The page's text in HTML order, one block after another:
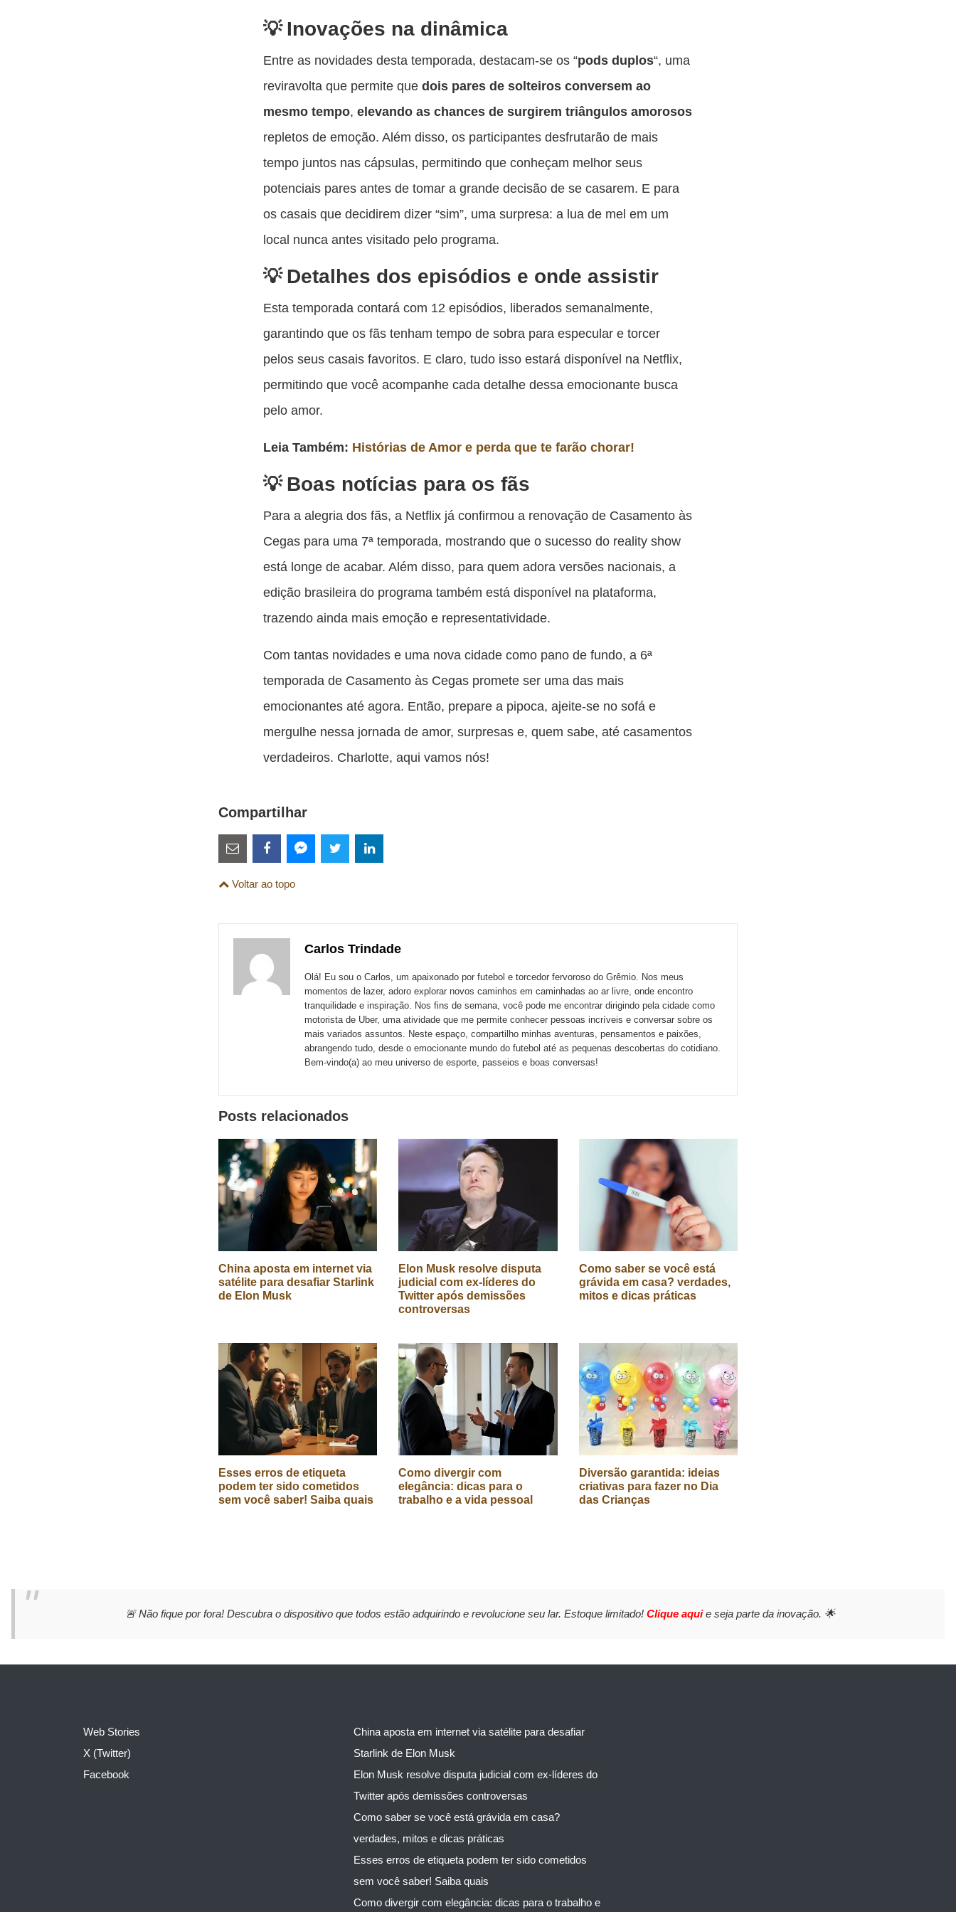
Inovações na dinâmica
Entre as novidades desta temporada, destacam-se os “pods duplos“, uma
reviravolta que permite quedois pares de solteiros conversem ao
mesmo tempo,elevando as chances de surgirem triângulos amorosos
repletos de emoção. Além disso, os participantes desfrutarão de mais
tempo juntos nas cápsulas, permitindo que conheçam melhor seus
potenciais pares antes de tomar a grande decisão de se casarem. E para
os casais que decidirem dizer “sim”, uma surpresa: a lua de mel em um
local nunca antes visitado pelo programa.
Detalhes dos episódios e onde assistir
Esta temporada contará com 12 episódios, liberados semanalmente,
garantindo que os fãs tenham tempo de sobra para especular e torcer
pelos seus casais favoritos. E claro, tudo isso estará disponível na Netflix,
permitindo que você acompanhe cada detalhe dessa emocionante busca
pelo amor.
Leia Também: Histórias de Amor e perda que te farão chorar!
Boas notícias para os fãs
Para a alegria dos fãs, a Netflix já confirmou a renovação de Casamento às
Cegas para uma 7ª temporada, mostrando que o sucesso do reality show
está longe de acabar. Além disso, para quem adora versões nacionais, a
edição brasileira do programa também está disponível na plataforma,
trazendo ainda mais emoção e representatividade.
Com tantas novidades e uma nova cidade como pano de fundo, a 6ª
temporada de Casamento às Cegas promete ser uma das mais
emocionantes até agora. Então, prepare a pipoca, ajeite-se no sofá e
mergulhe nessa jornada de amor, surpresas e, quem sabe, até casamentos
verdadeiros. Charlotte, aqui vamos nós!
Compartilhar
Estes
links
são
externos
com
Email
esta
com
Facebook
Voltar ao topo
Carlos Trindade
Olá! Eu sou o Carlos, um apaixonado por futebol e torcedor fervoroso do Grêmio. Nos meus
momentos de lazer, adoro explorar novos caminhos em caminhadas ao ar livre, onde encontro
tranquilidade e inspiração. Nos fins de semana, você pode me encontrar dirigindo pela cidade como
motorista de Uber, uma atividade que me permite conhecer pessoas incríveis e conversar sobre os
mais variados assuntos. Neste espaço, compartilho minhas aventuras, pensamentos e paixões,
abrangendo tudo, desde o emocionante mundo do futebol até as pequenas descobertas do cotidiano.
Bem-vindo(a) ao meu universo de esporte, passeios e boas conversas!
Posts relacionados
China aposta em internet via
satélite para desafiar Starlink
de Elon Musk
Elon Musk resolve disputa
judicial com ex-líderes do
Twitter após demissões
controversas
Como saber se você está
grávida em casa? verdades,
mitos e dicas práticas
Esses erros de etiqueta
podem ter sido cometidos
sem você saber! Saiba quais
Como divergir com
elegância: dicas para o
trabalho e a vida pessoal
Diversão garantida: ideias
criativas para fazer no Dia
das Crianças
🚨 Não fique por fora! Descubra o dispositivo que todos estão adquirindo e revolucione seu lar. Estoque limitado! Clique aquie seja parte da inovação. 🌟
Web Stories
X (Twitter)
Facebook
China aposta em internet via satélite para desafiar
Starlink de Elon Musk
Elon Musk resolve disputa judicial com ex-líderes do
Twitter após demissões controversas
Como saber se você está grávida em casa?
verdades, mitos e dicas práticas
Esses erros de etiqueta podem ter sido cometidos
sem você saber! Saiba quais
Como divergir com elegância: dicas para o trabalho e